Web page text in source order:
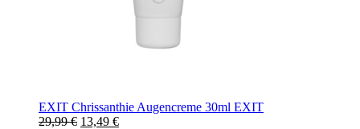
EXIT Chrissanthie Augencreme 30ml EXIT
29,99€ Ursprünglicher
13,49 €Aktueller